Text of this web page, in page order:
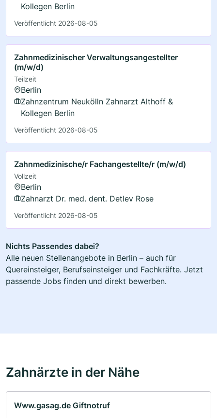
Kollegen Berlin
Veröffentlicht 2026-08-05
Zahnmedizinischer Verwaltungsangestellter
(m/w/d)
Teilzeit
Berlin
Zahnzentrum Neukölln Zahnarzt Althoff &
Kollegen Berlin
Veröffentlicht 2026-08-05
Zahnmedizinische/r Fachangestellte/r (m/w/d)
Vollzeit
Berlin
Zahnarzt Dr. med. dent. Detlev Rose
Veröffentlicht 2026-08-05
Nichts Passendes dabei?
Alle neuen Stellenangebote in Berlin – auch für
Quereinsteiger, Berufseinsteiger und Fachkräfte. Jetzt
passende Jobs finden und direkt bewerben.
Zahnärzte in der Nähe
Www.gasag.de Giftnotruf